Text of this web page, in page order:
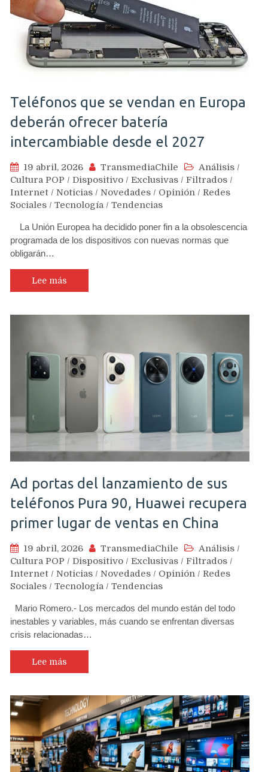
Teléfonos que se vendan en Europa
deberán ofrecer batería
intercambiable desde el 2027
19 abril, 2026 TransmediaChile Análisis /
Cultura POP / Dispositivo / Exclusivas / Filtrados /
Internet / Noticias / Novedades / Opinión / Redes
Sociales / Tecnología / Tendencias
La Unión Europea ha decidido poner fin a la obsolescencia
programada de los dispositivos con nuevas normas que
obligarán…
Lee más
Ad portas del lanzamiento de sus
teléfonos Pura 90, Huawei recupera
primer lugar de ventas en China
19 abril, 2026 TransmediaChile Análisis /
Cultura POP / Dispositivo / Exclusivas / Filtrados /
Internet / Noticias / Novedades / Opinión / Redes
Sociales / Tecnología / Tendencias
Mario Romero.- Los mercados del mundo están del todo
inestables y variables, más cuando se enfrentan diversas
crisis relacionadas…
Lee más